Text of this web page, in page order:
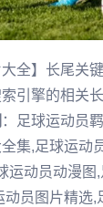
大全】长尾关
引擎的相关长
：足球运动员
集,足球运动
运动员动漫图
员图片精选,